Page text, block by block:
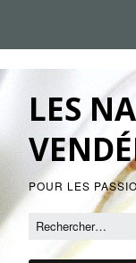
LES
POUR LES